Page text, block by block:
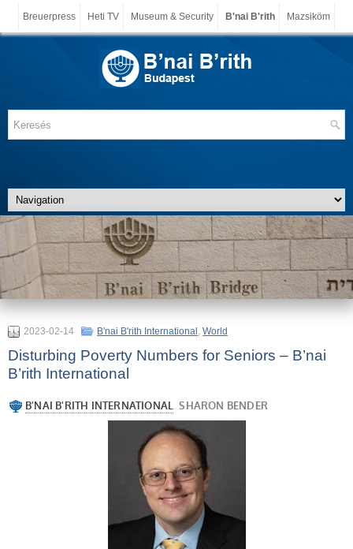
Breuerpress Heti TV Museum & Security B'nai B'rith Mazsiköm
2023-02-14 B'nai B'rith International , World
Disturbing Poverty Numbers for Seniors – B’nai
B’rith International